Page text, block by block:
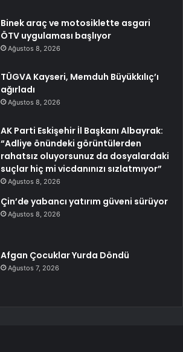
Binek araç ve motosiklette asgari
ÖTV uygulaması başlıyor
Ağustos 8, 2026
TÜGVA Kayseri, Memduh Büyükkılıç’ı
ağırladı
Ağustos 8, 2026
AK Parti Eskişehir İl Başkanı Albayrak:
“Adliye önündeki görüntülerden
rahatsız oluyorsunuz da dosyalardaki
suçlar hiç mi vicdanınızı sızlatmıyor”
Ağustos 8, 2026
Çin’de yabancı yatırım güveni sürüyor
Ağustos 8, 2026
Afgan Çocuklar Yurda Döndü
Ağustos 7, 2026